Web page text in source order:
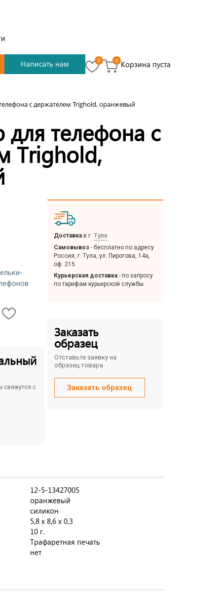
Написать нам 0 0 Корзина пуста
с держателем Trighold, оранжевый
для телефона с
Trighold,
свяжутся с
Доставка в г. Тула
Самовывоз - бесплатно по адресу
Россия, г. Тула, ул. Пирогова, 14а,
оф. 215
Курьерская доставка - по запросу
по тарифам курьерской службы
Заказать
образец
Отставьте заявку на
образец товара
Заказать образец
12-5-13427005
оранжевый
силикон
5,8 x 8,6 x 0,3
10 г.
Трафаретная печать
нет